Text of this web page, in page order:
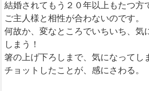
結婚されてもう２０年以上もたつ方
ご主人様と相性が合わないのです。
何故か、変なところでいちいち、気
しまう！
箸の上げ下ろしまで、気になってし
チョットしたことが、感にさわる。